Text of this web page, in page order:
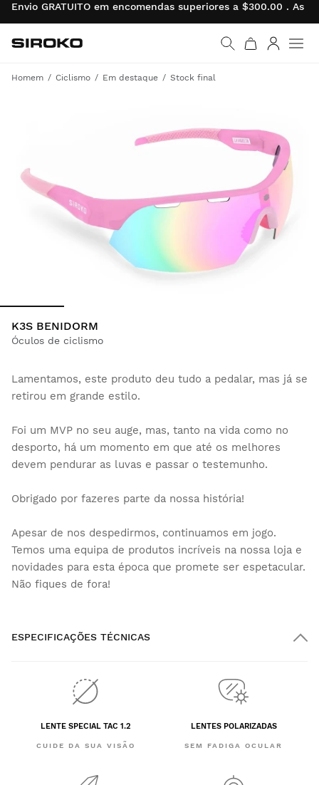
Envio GRATUITO em encomendas superiores a $300.00 . As
Ir para a página inicial
Siroko.com
Homem Ciclismo Em destaque Stock final
K3S BENIDORM
Óculos de ciclismo
Lamentamos, este produto deu tudo a pedalar, mas já se
retirou em grande estilo.
Foi um MVP no seu auge, mas, tanto na vida como no
desporto, há um momento em que até os melhores
devem pendurar as luvas e passar o testemunho.
Obrigado por fazeres parte da nossa história!
Apesar de nos despedirmos, continuamos em jogo.
Temos uma equipa de produtos incríveis na nossa loja e
novidades para esta época que promete ser espetacular.
Não fiques de fora!
ESPECIFICAÇÕES TÉCNICAS
LENTE SPECIAL TAC 1.2
CUIDE DA SUA VISÃO
LENTES POLARIZADAS
SEM FADIGA OCULAR